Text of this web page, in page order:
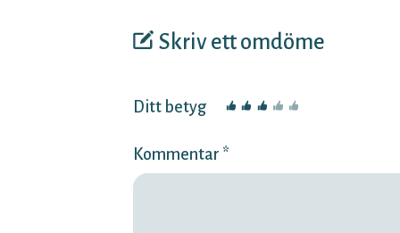
Kommentar *
Skriv ett omdöme
Ditt betyg